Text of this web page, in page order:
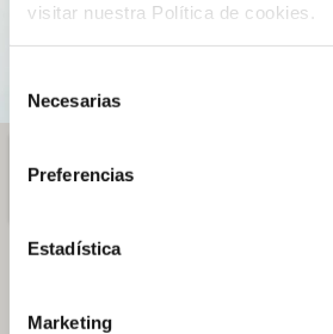
visitar nuestra Política de cookies.
Necesarias
Preferencias
Estadística
Marketing